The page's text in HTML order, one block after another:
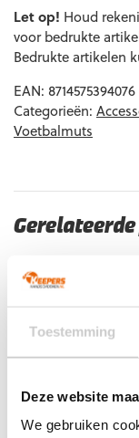
Toestemming
Deze website
We gebruiken
€11,99.
Let op! Houd
voor bedrukte
Bedrukte artikelen
EAN: 8714575394076
Categorieën:
Voetbalmuts